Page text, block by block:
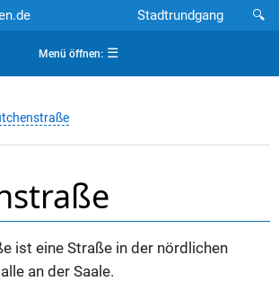
🔍
Stadtrundgang
Menü öffnen:☰
ist eine Straße in der nördlichen
an der Saale.